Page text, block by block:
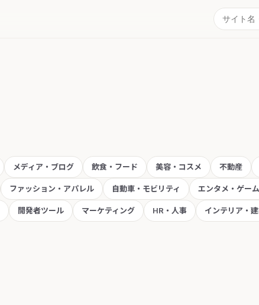
メディア・ブログ 飲食・フード 美容・コスメ 不動産
ファッション・アパレル 自動車・モビリティ エンタメ・ゲーム
開発者ツール マーケティング HR・人事 インテリア・